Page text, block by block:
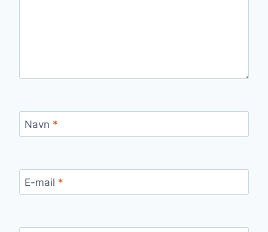
Navn *
E-mail *